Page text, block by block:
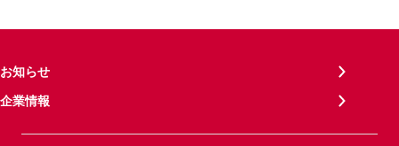
お知らせ
企業情報